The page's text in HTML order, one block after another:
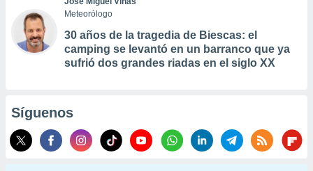
Meteorólogo
30 años de la tragedia de Biescas: el
camping se levantó en un barranco que ya
sufrió dos grandes riadas en el siglo XX
Síguenos